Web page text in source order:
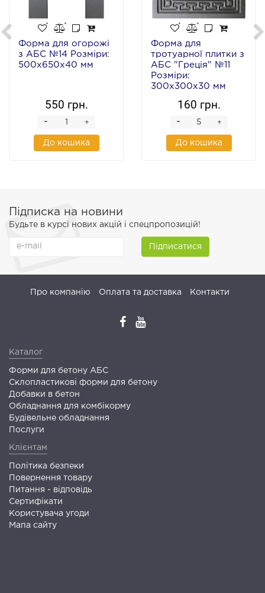
Форма для огорожі
з АБС №14 Розміри:
500х650х40 мм
550 грн.
+
-
До кошика
Форма для
тротуарної плитки з
АБС "Греція" №11
Розміри:
300х300х30 мм
160 грн.
+
-
До кошика
Підписка на новини
Будьте в курсі нових акцій і спецпропозицій!
Підписатися
Про компанію Оплата та доставка Контакти
Каталог
Форми для бетону АБС
Склопластикові форми для бетону
Добавки в бетон
Обладнання для комбікорму
Будівельне обладнання
Послуги
Клієнтам
Політика безпеки
Повернення товару
Питання - відповідь
Сертифікати
Користувача угоди
Мапа сайту